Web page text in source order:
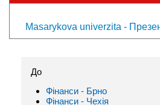
Masarykova univerzita -
До
Фінанси - Брно
Фінанси - Чехія